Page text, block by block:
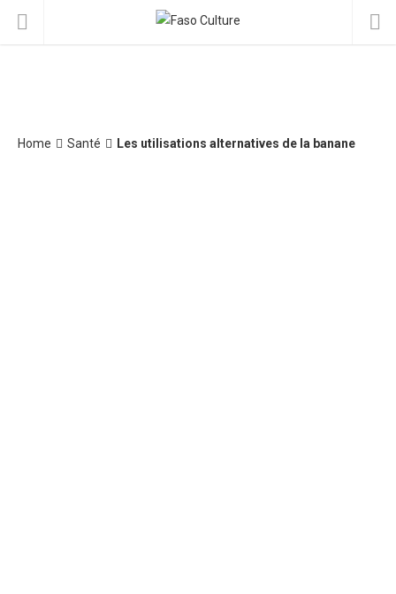
Home Santé Les utilisations alternatives de la banane